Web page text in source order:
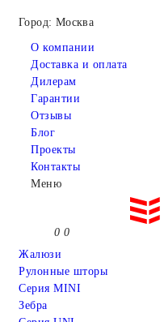
Город: Москва
О компании
Доставка и оплата
Дилерам
Гарантии
Отзывы
Блог
Проекты
Контакты
Меню
0 0
Жалюзи
Рулонные шторы
Серия MINI
Зебра